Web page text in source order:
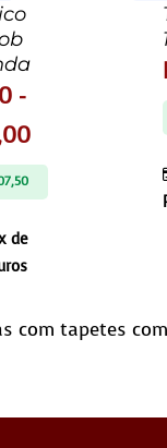
-
de
com tapetes